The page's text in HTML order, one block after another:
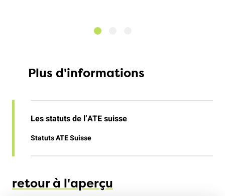
Plus d'informations
Les statuts de l’ATE suisse
Statuts ATE Suisse
retour à l'aperçu